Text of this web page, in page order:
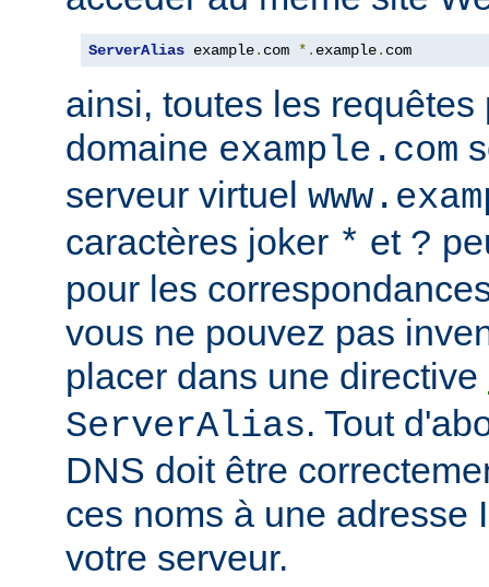
ServerAlias example. com *. example. com
ainsi, toutes les requêtes
domaine example.com
serveur virtuel
caractères joker * et ?
pour les
vous ne pouvez pas
placer dans une directive
ServerAlias. Tout
DNS doit être
ces noms à une adresse
votre serveur.